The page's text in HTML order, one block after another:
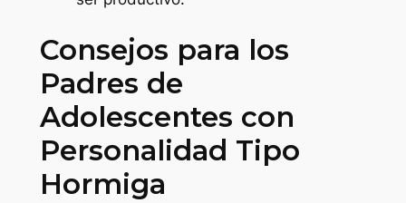
Consejos para los
Padres de
Adolescentes con
Personalidad Tipo
Hormiga